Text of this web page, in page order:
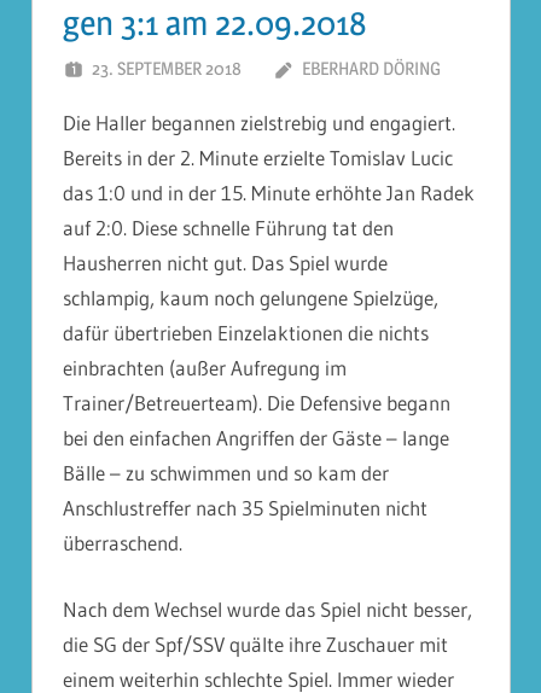
gen 3:1 am 22.09.2018
23. SEPTEMBER 2018 EBERHARD DÖRING
Die Haller begannen zielstrebig und engagiert.
Bereits in der 2. Minute erzielte Tomislav Lucic
das 1:0 und in der 15. Minute erhöhte Jan Radek
auf 2:0. Diese schnelle Führung tat den
Hausherren nicht gut. Das Spiel wurde
schlampig, kaum noch gelungene Spielzüge,
dafür übertrieben Einzelaktionen die nichts
einbrachten (außer Aufregung im
Trainer/Betreuerteam). Die Defensive begann
bei den einfachen Angriffen der Gäste – lange
Bälle – zu schwimmen und so kam der
Anschlustreffer nach 35 Spielminuten nicht
überraschend.
Nach dem Wechsel wurde das Spiel nicht besser,
die SG der Spf/SSV quälte ihre Zuschauer mit
einem weiterhin schlechte Spiel. Immer wieder